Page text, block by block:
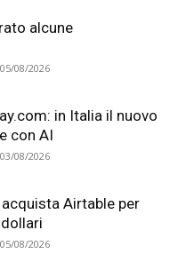
alcune
05/08/2026
in Italia il nuovo
con AI
03/08/2026
Airtable per
05/08/2026